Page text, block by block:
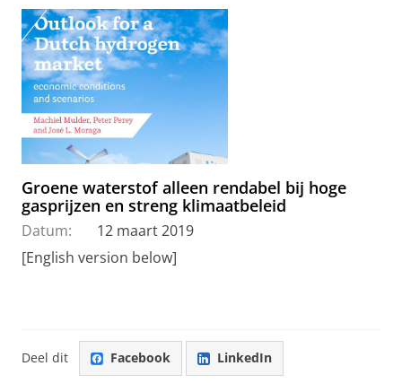
Groene waterstof alleen rendabel bij hoge
gasprijzen en streng klimaatbeleid
Datum:
12 maart 2019
[English version below]
Deel dit Facebook LinkedIn